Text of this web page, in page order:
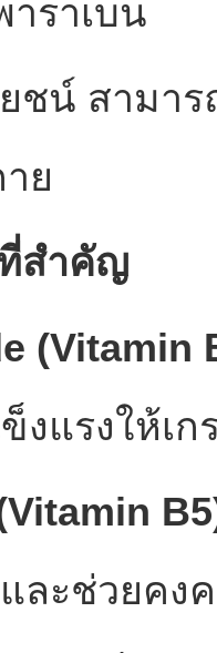
ราเบน
ชน์ สามา
ย
สำคัญ
(Vitamin
งแรงให้เ
และช่วยค